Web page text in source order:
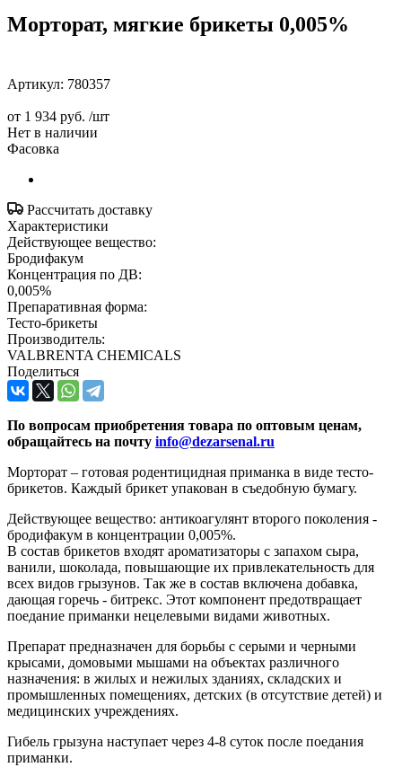
Морторат, мягкие брикеты 0,005%
Артикул: 780357
от 1 934 руб. /шт
Нет в наличии
Фасовка
Рассчитать доставку
Характеристики
Действующее вещество:
Бродифакум
Концентрация по ДВ:
0,005%
Препаративная форма:
Тесто-брикеты
Производитель:
VALBRENTA CHEMICALS
Поделиться
По вопросам приобретения товара по оптовым ценам,
обращайтесь на почту info@dezarsenal.ru
Морторат – готовая родентицидная приманка в виде тесто-
брикетов. Каждый брикет упакован в съедобную бумагу.
Действующее вещество: антикоагулянт второго поколения -
бродифакум в концентрации 0,005%.
В состав брикетов входят ароматизаторы с запахом сыра,
ванили, шоколада, повышающие их привлекательность для
всех видов грызунов. Так же в состав включена добавка,
дающая горечь - битрекс. Этот компонент предотвращает
поедание приманки нецелевыми видами животных.
Препарат предназначен для борьбы с серыми и черными
крысами, домовыми мышами на объектах различного
назначения: в жилых и нежилых зданиях, складских и
промышленных помещениях, детских (в отсутствие детей) и
медицинских учреждениях.
Гибель грызуна наступает через 4-8 суток после поедания
приманки.